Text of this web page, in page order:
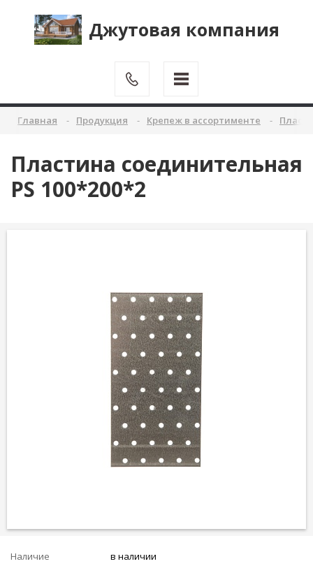
Джутовая компания
Главная Продукция Крепеж в ассортименте
Пластина соединительная
PS 100*200*2
Наличие в наличии